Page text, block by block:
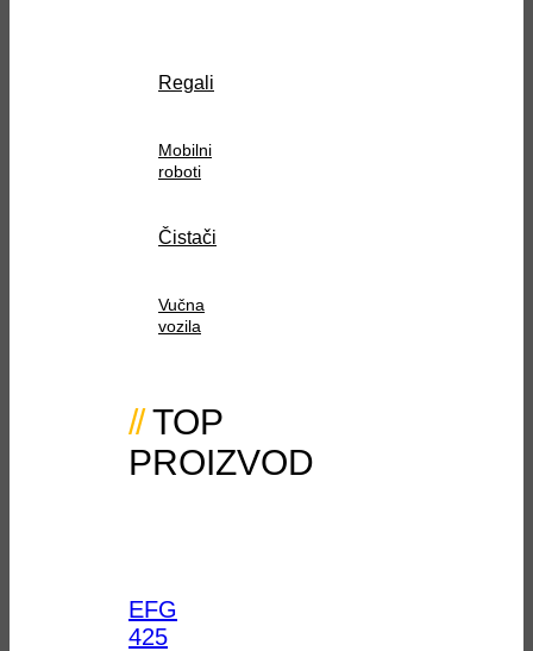
Regali
Mobilni
roboti
Čistači
Vučna
vozila
TOP
PROIZVOD
EFG
425